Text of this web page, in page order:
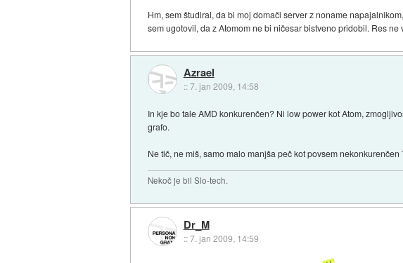
Hm, sem študiral, da bi moj domači server z noname
sem ugotovil, da z Atomom ne bi ničesar bistveno pridobil. Res
Azrael
::7. jan 2009, 14:58
In kje bo tale AMD konkurenčen? Ni low power kot Atom,
grafo.
Ne tič, ne miš, samo malo manjša peč kot povsem nekonkurenčen
Nekoč je bil Slo-tech.
Dr_M
::7. jan 2009, 14:59